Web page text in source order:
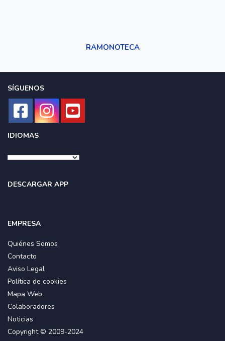
RAMONOTECA
SÍGUENOS
IDIOMAS
DESCARGAR APP
EMPRESA
Quiénes Somos
Contacto
Aviso Legal
Política de cookies
Mapa Web
Colaboradores
Noticias
Copyright © 2009-2024